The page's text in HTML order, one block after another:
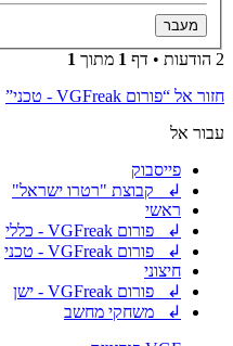
2 הודעות • דף 1 מתוך 1
חזור אל “פורום VGFreak - טכני”
עבור אל
פייסבוק
↲ קבוצת "רטרו ישראל"
ראשי
↲ פורום VGFreak - כללי
↲ פורום VGFreak - טכני
חיצוני
↲ פורום VGFreak - ישן
↲ משחקי מחשב